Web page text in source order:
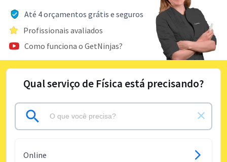
Até 4 orçamentos grátis e seguros
Profissionais avaliados
Como funciona o GetNinjas?
Qual serviço de Física está precisando?
Online